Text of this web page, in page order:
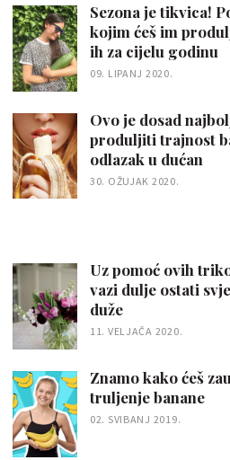
Sezona je tikvica!
kojim ćeš im
ih za cijelu godinu
09. LIPANJ 2020.
Ovo je dosad
produljiti trajnost
odlazak u dućan
30. OŽUJAK 2020.
Uz pomoć ovih
vazi dulje ostati
duže
11. VELJAČA 2020.
Znamo kako ćeš
truljenje banane
02. SVIBANJ 2019.